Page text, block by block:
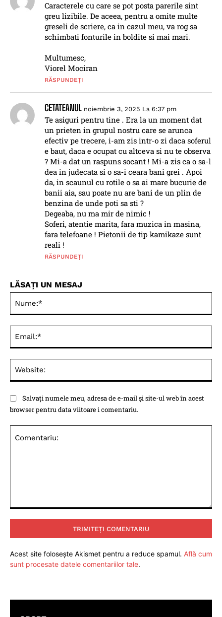
Caracterele cu care se pot posta parerile sint
greu lizibile. De aceea, pentru a omite multe
greseli de scriere, ca in cazul meu, va rog sa
schimbati fonturile in boldite si mai mari.
Multumesc,
Viorel Mociran
RĂSPUNDEȚI
CETATEANUL noiembrie 3, 2025 La 6:37 pm
Te asiguri pentru tine . Era la un moment dat
un prieten in grupul nostru care se arunca
efectiv pe trecere, i-am zis intr-o zi daca soferul
e baut, daca e ocupat cu altceva si nu te observa
? Mi-a dat un raspuns socant ! Mi-a zis ca o sa-l
dea in judecata si o sa-i ceara bani grei . Apoi
da, in scaunul cu rotile o sa ai mare bucurie de
banii aia, sau poate nu are bani de un plin de
benzina de unde poti sa sti ?
Degeaba, nu ma mir de nimic !
Soferi, atentie marita, fara muzica in masina,
fara telefoane ! Pietonii de tip kamikaze sunt
reali !
RĂSPUNDEȚI
LĂSAȚI UN MESAJ
Salvați numele meu, adresa de e-mail și site-ul web în acest
browser pentru data viitoare i comentariu.
Acest site folosește Akismet pentru a reduce spamul. Află cum
sunt procesate datele comentariilor tale.